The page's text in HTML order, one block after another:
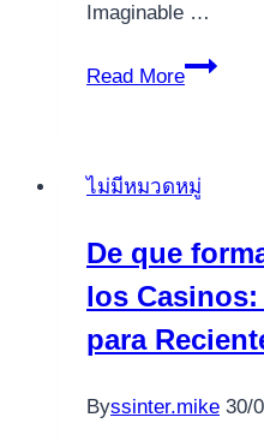
Imaginable …
Read More
131
Eyes
slot
machine
Harbors
Online
ไม่มีหมวดหมู่
De que
los
para
Byssinter.mike 30/